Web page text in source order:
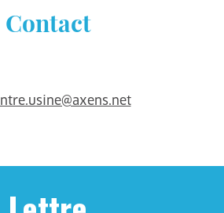
Contact